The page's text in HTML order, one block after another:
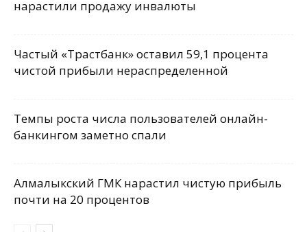
нарастили продажу инвалюты
Частый «Трастбанк» оставил 59,1 процента
чистой прибыли нераспределенной
Темпы роста числа пользователей онлайн-
банкингом заметно спали
Алмалыкский ГМК нарастил чистую прибыль
почти на 20 процентов